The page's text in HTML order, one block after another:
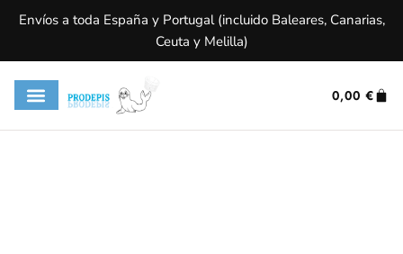
Envíos a toda España y Portugal (incluido Baleares, Canarias,
Ceuta y Melilla)
0,00 €